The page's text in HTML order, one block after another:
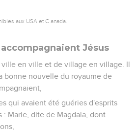
aux USA et C anada.
Jésus
ville en ville et de village en village. Il
bonne nouvelle du royaume de
qui avaient été guéries d'esprits
: Marie, dite de Magdala, dont